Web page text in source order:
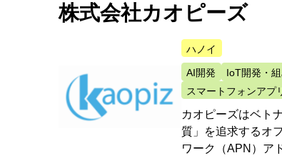
株式会社カオピーズ
ハノイ
AI開発 IoT開発・
スマートフォンアプ
カオピーズはベト
質」を追求するオ
ワーク（APN）ア